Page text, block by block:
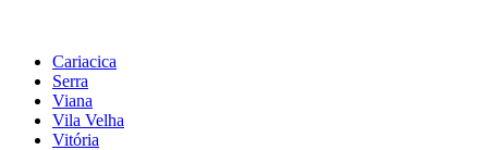
Cariacica
Serra
Viana
Vila Velha
Vitória